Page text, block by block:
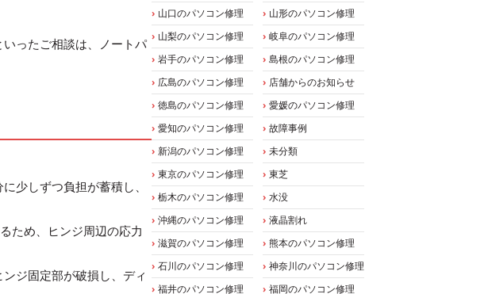
ったご相談は、ノートパ
少しずつ負担が蓄積し、
ため、ヒンジ周辺の応力
ジ固定部が破損し、ディ
山口のパソコン修理
山形のパソコン修理
山梨のパソコン修理
岐阜のパソコン修理
岩手のパソコン修理
島根のパソコン修理
広島のパソコン修理
店舗からのお知らせ
徳島のパソコン修理
愛媛のパソコン修理
愛知のパソコン修理
故障事例
新潟のパソコン修理
未分類
東京のパソコン修理
東芝
栃木のパソコン修理
水没
沖縄のパソコン修理
液晶割れ
滋賀のパソコン修理
熊本のパソコン修理
石川のパソコン修理
神奈川のパソコン修理
福井のパソコン修理
福岡のパソコン修理